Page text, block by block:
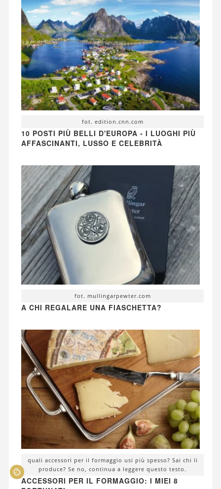
fot. edition.cnn.com
10 POSTI PIÙ BELLI D'EUROPA - I LUOGHI PIÙ
AFFASCINANTI, LUSSO E CELEBRITÀ
fot. mullingarpewter.com
A CHI REGALARE UNA FIASCHETTA?
quali accessori per il formaggio usi più spesso? Sai chi li
produce? Se no, continua a leggere questo testo.
ACCESSORI PER IL FORMAGGIO: I MIEI 8